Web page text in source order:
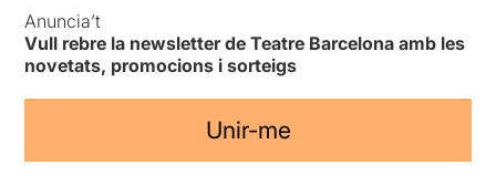
Anuncia’t
Vull rebre la newsletter de Teatre Barcelona amb les
novetats, promocions i sorteigs
Unir-me